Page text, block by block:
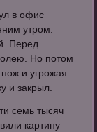
в офис
утром.
Перед
Но потом
и угрожая
и закрыл.
семь тысяч
картину